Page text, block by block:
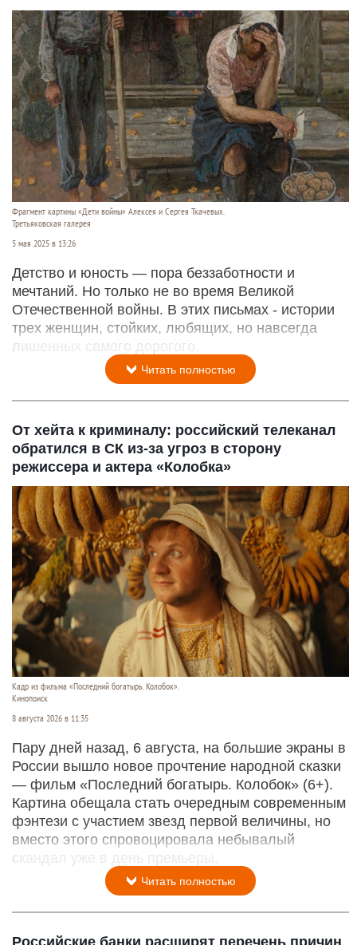
Фрагмент картины «Дети войны» Алексея и Сергея Ткачевых.
Третьяковская галерея
5 мая 2025 в 13:26
Детство и юность — пора беззаботности и
мечтаний. Но только не во время Великой
Отечественной войны. В этих письмах - истории
трех женщин, стойких, любящих, но навсегда
лишенных самого дорогого.
Читать полностью
От хейта к криминалу: российский телеканал
обратился в СК из-за угроз в сторону
режиссера и актера «Колобка»
Кадр из фильма «Последний богатырь. Колобок».
Кинопоиск
8 августа 2026 в 11:35
Пару дней назад, 6 августа, на большие экраны в
России вышло новое прочтение народной сказки
— фильм «Последний богатырь. Колобок» (6+).
Картина обещала стать очередным современным
фэнтези с участием звезд первой величины, но
вместо этого спровоцировала небывалый
скандал уже в день премьеры.
Читать полностью